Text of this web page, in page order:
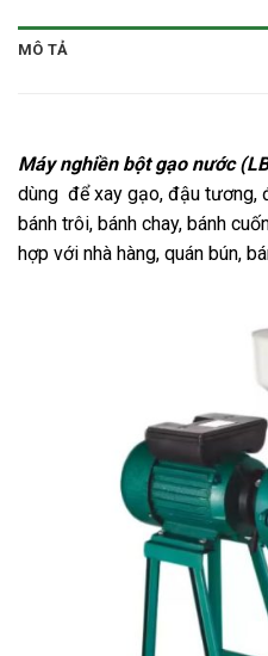
MÔ TẢ
Máy nghiền bột gạo nước
dùng để xay gạo, đậu tương,
bánh trôi, bánh chay, bánh
hợp với nhà hàng, quán bún,